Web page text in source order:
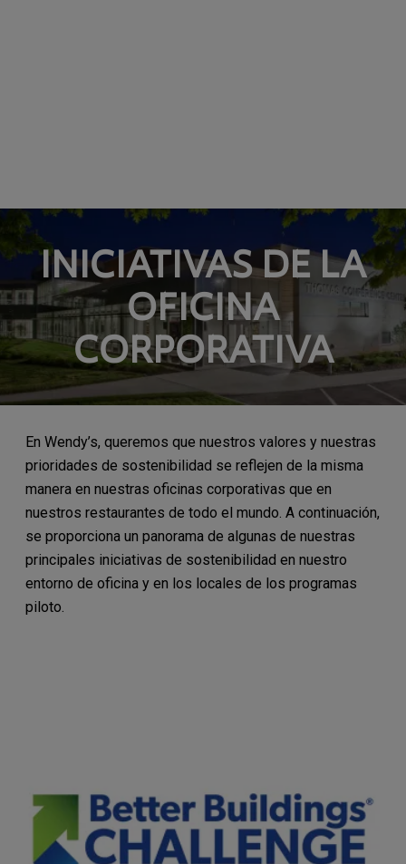
INICIATIVAS DE LA
OFICINA
CORPORATIVA
En Wendy’s, queremos que nuestros valores y nuestras
prioridades de sostenibilidad se reflejen de la misma
manera en nuestras oficinas corporativas que en
nuestros restaurantes de todo el mundo. A continuación,
se proporciona un panorama de algunas de nuestras
principales iniciativas de sostenibilidad en nuestro
entorno de oficina y en los locales de los programas
piloto.